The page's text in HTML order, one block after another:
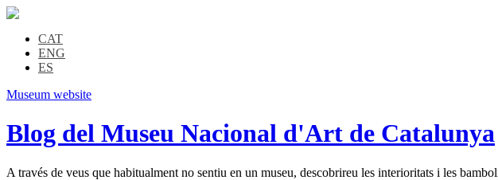
CAT
ENG
ES
Museum website
Blog del Museu Nacional d'Art de Catalunya
A través de veus que habitualment no sentiu en un museu, descobrireu les interioritats i les